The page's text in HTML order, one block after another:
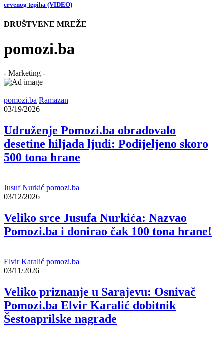
crvenog tepiha (VIDEO)
DRUŠTVENE MREŽE
pomozi.ba
- Marketing -
pomozi.ba Ramazan
03/19/2026
Udruženje Pomozi.ba obradovalo
desetine hiljada ljudi: Podijeljeno skoro
500 tona hrane
Jusuf Nurkić pomozi.ba
03/12/2026
Veliko srce Jusufa Nurkića: Nazvao
Pomozi.ba i donirao čak 100 tona hrane!
Elvir Karalić pomozi.ba
03/11/2026
Veliko priznanje u Sarajevu: Osnivač
Pomozi.ba Elvir Karalić dobitnik
Šestoaprilske nagrade